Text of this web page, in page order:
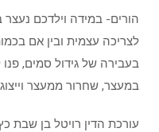
הורים- במידה וילדכם
לצריכה עצמית ובין אם
בעבירה של גידול סמים, פנו
במעצר, שחרור ממעצר
עורכת הדין רויטל בן שבת